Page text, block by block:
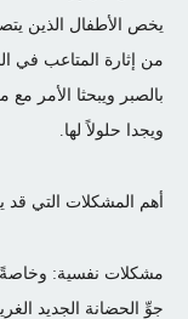
يخص الأطفال الذين
من إثارة المتاعب في
بالصبر ويبحثا الأمر مع
ويجدا حلولاً لها.
أهم المشكلات التي قد
مشكلات نفسية: وخاصةً
جوِّ الحضانة الجديد